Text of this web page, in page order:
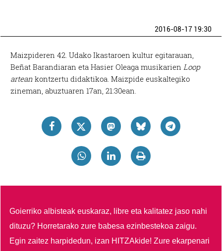
2016-08-17 19:30
Maizpideren 42. Udako Ikastaroen kultur egitarauan,
Beñat Barandiaran eta Hasier Oleaga musikarienLoop
artean kontzertu didaktikoa. Maizpide euskaltegiko
zineman, abuztuaren 17an, 21:30ean.
Goierriko albisteak euskaraz, libre eta kalitatez jaso nahi
dituzu? Horretarako zure babesa ezinbestekoa zaigu.
Egin zaitez harpidedun, izan HITZAkide!Zure ekarpenari